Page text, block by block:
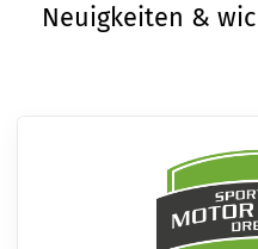
Neuigkeiten &